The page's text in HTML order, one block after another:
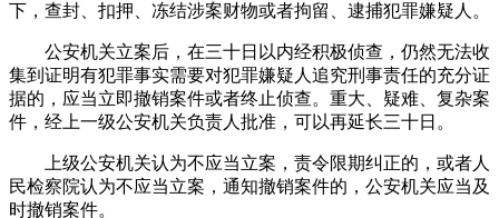
下，查封、扣押、冻结涉案财物或者拘留、逮捕犯罪嫌疑人。
公安机关立案后，在三十日以内经积极侦查，仍然无法收
集到证明有犯罪事实需要对犯罪嫌疑人追究刑事责任的充分证
据的，应当立即撤销案件或者终止侦查。重大、疑难、复杂案
件，经上一级公安机关负责人批准，可以再延长三十日。
上级公安机关认为不应当立案，责令限期纠正的，或者人
民检察院认为不应当立案，通知撤销案件的，公安机关应当及
时撤销案件。